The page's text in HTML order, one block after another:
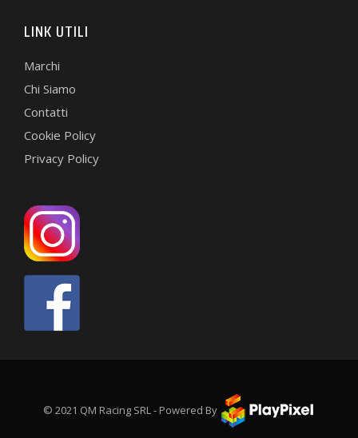
LINK UTILI
Marchi
Chi Siamo
Contatti
Cookie Policy
Privacy Policy
© 2021 QM Racing SRL - Powered By